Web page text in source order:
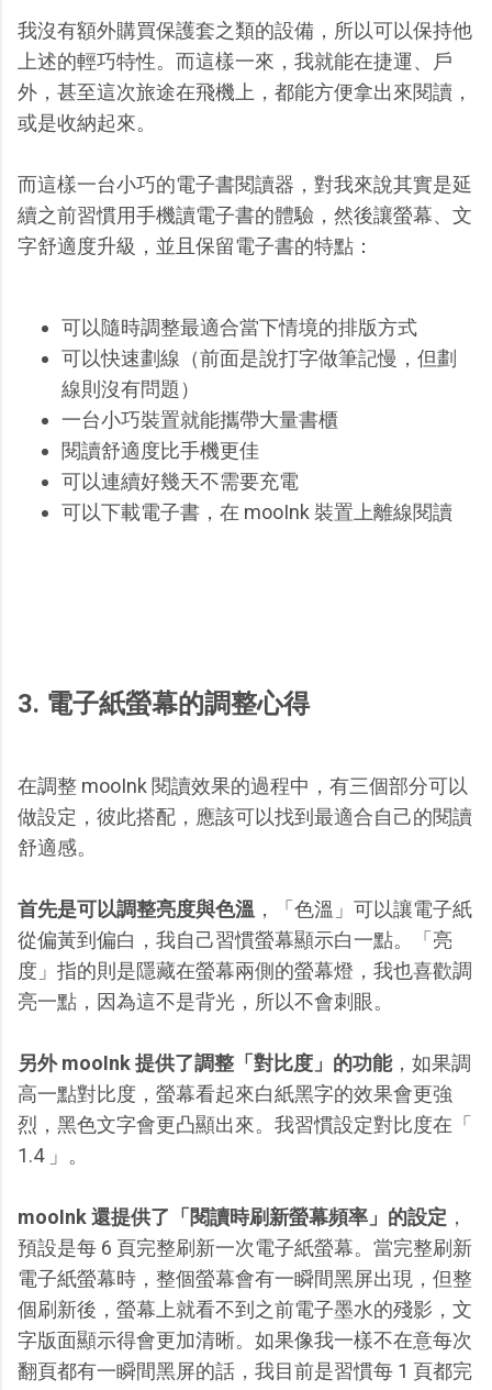
我沒有額外購買保護套之類的設備，所以可以保持他
上述的輕巧特性。而這樣一來，我就能在捷運、戶
外，甚至這次旅途在飛機上，都能方便拿出來閱讀，
或是收納起來。
而這樣一台小巧的電子書閱讀器，對我來說其實是延
續之前習慣用手機讀電子書的體驗，然後讓螢幕、文
字舒適度升級，並且保留電子書的特點：
可以隨時調整最適合當下情境的排版方式
可以快速劃線（前面是說打字做筆記慢，但劃
線則沒有問題）
一台小巧裝置就能攜帶大量書櫃
閱讀舒適度比手機更佳
可以連續好幾天不需要充電
可以下載電子書，在 mooInk 裝置上離線閱讀
3. 電子紙螢幕的調整心得
在調整 mooInk 閱讀效果的過程中，有三個部分可以
做設定，彼此搭配，應該可以找到最適合自己的閱讀
舒適感。
首先是可以調整亮度與色溫 ，「色溫」可以讓電子紙
從偏黃到偏白，我自己習慣螢幕顯示白一點。「亮
度」指的則是隱藏在螢幕兩側的螢幕燈，我也喜歡調
亮一點，因為這不是背光，所以不會刺眼。
另外 mooInk 提供了調整「對比度」的功能，如果調
高一點對比度，螢幕看起來白紙黑字的效果會更強
烈，黑色文字會更凸顯出來。我習慣設定對比度在「
1.4 」。
mooInk 還提供了「閱讀時刷新螢幕頻率」的設定 ，
預設是每 6 頁完整刷新一次電子紙螢幕。當完整刷新
電子紙螢幕時，整個螢幕會有一瞬間黑屏出現，但整
個刷新後，螢幕上就看不到之前電子墨水的殘影，文
字版面顯示得會更加清晰。如果像我一樣不在意每次
翻頁都有一瞬間黑屏的話，我目前是習慣每 1 頁都完